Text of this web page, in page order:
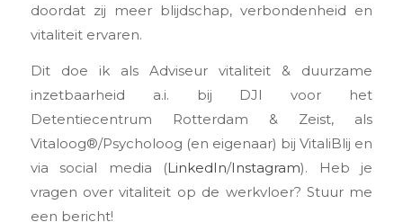
doordat zij meer blijdschap, verbondenheid en
vitaliteit ervaren.
Dit doe ik als Adviseur vitaliteit & duurzame
inzetbaarheid a.i. bij DJI voor het
Detentiecentrum Rotterdam & Zeist, als
Vitaloog®/Psycholoog (en eigenaar) bij VitaliBlij en
via social media (LinkedIn/Instagram). Heb je
vragen over vitaliteit op de werkvloer? Stuur me
een bericht!